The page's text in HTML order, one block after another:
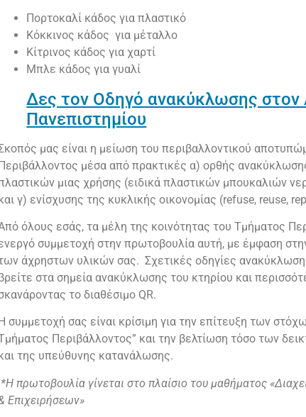
Πορτοκαλί κάδος για πλαστικό
Κόκκινος κάδος για μέταλλο
Κίτρινος κάδος για χαρτί
Μπλε κάδος για γυαλί
Δες τον Οδηγό ανακύκλωσης
Πανεπιστημίου
μας είναι η μείωση του περιβαλλοντικού
μέσα από πρακτικές α) ορθής
μιας χρήσης (ειδικά πλαστικών μπουκαλιών
γ) ενίσχυσης της κυκλικής οικονομίας (refuse, reuse,
όλους εσάς, τα μέλη της κοινότητας του Τμήματος
συμμετοχή στην πρωτοβουλία αυτή, με έμφαση
άχρηστων υλικών σας. Σχετικές οδηγίες
στα σημεία ανακύκλωσης του κτηρίου και
το διαθέσιμο QR.
Η συμμετοχή σας είναι κρίσιμη για την επίτευξη των
Περιβάλλοντος” και την βελτίωση τόσο των
της υπεύθυνης κατανάλωσης.
*Η πρωτοβουλία γίνεται στο πλαίσιο του μαθήματος
Επιχειρήσεων»